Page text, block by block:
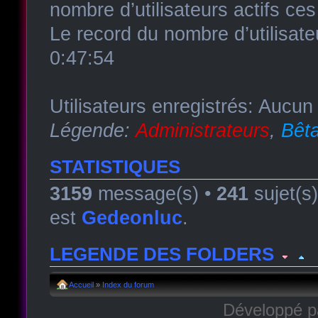
nombre d’utilisateurs actifs
Le record du nombre
0:47:54
Utilisateurs enregistrés:
Légende:Administrateurs,
STATISTIQUES
3159 message(s) • 241
est Gedeonluc.
LEGENDE DES FOLDERS
Forum avec sous-
Accueil » Index du forum
Développé